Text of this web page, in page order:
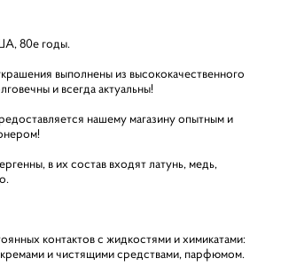
80е годы.
выполнены из высококачественного
и всегда актуальны!
нашему магазину опытным и
в их состав входят латунь, медь,
контактов с жидкостями и химикатами:
и чистящими средствами, парфюмом.